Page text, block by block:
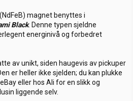
magnet benyttes i
Black. Denne typen sjeldne
energinivå og forbedret
av unikt, siden haugevis av pickuper
er heller ikke sjelden; du kan plukke
eller hos Ali for en slikk og
liggende selv.